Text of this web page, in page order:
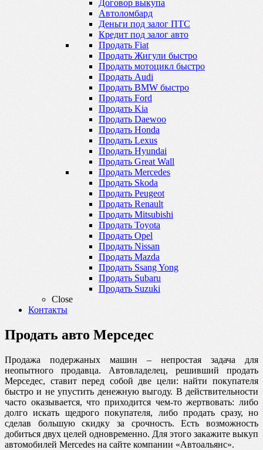
Договор выкупа
Автоломбард
Деньги под залог ПТС
Кредит под залог авто
Продать Fiat
Продать Жигули быстро
Продать мотоцикл быстро
Продать Audi
Продать BMW быстро
Продать Ford
Продать Kia
Продать Daewoo
Продать Honda
Продать Lexus
Продать Hyundai
Продать Great Wall
Продать Mercedes
Продать Skoda
Продать Peugeot
Продать Renault
Продать Mitsubishi
Продать Toyota
Продать Opel
Продать Nissan
Продать Mazda
Продать Ssang Yong
Продать Subaru
Продать Suzuki
Close
Контакты
Продать авто Мерседес
Продажа подержаных машин – непростая задача для
неопытного продавца. Автовладелец, решивший продать
Мерседес, ставит перед собой две цели: найти покупателя
быстро и не упустить денежную выгоду. В действительности
часто оказывается, что приходится чем-то жертвовать: либо
долго искать щедрого покупателя, либо продать сразу, но
сделав большую скидку за срочность. Есть возможность
добиться двух целей одновременно. Для этого закажите выкуп
автомобилей Mercedes на сайте компании «Автоальянс».